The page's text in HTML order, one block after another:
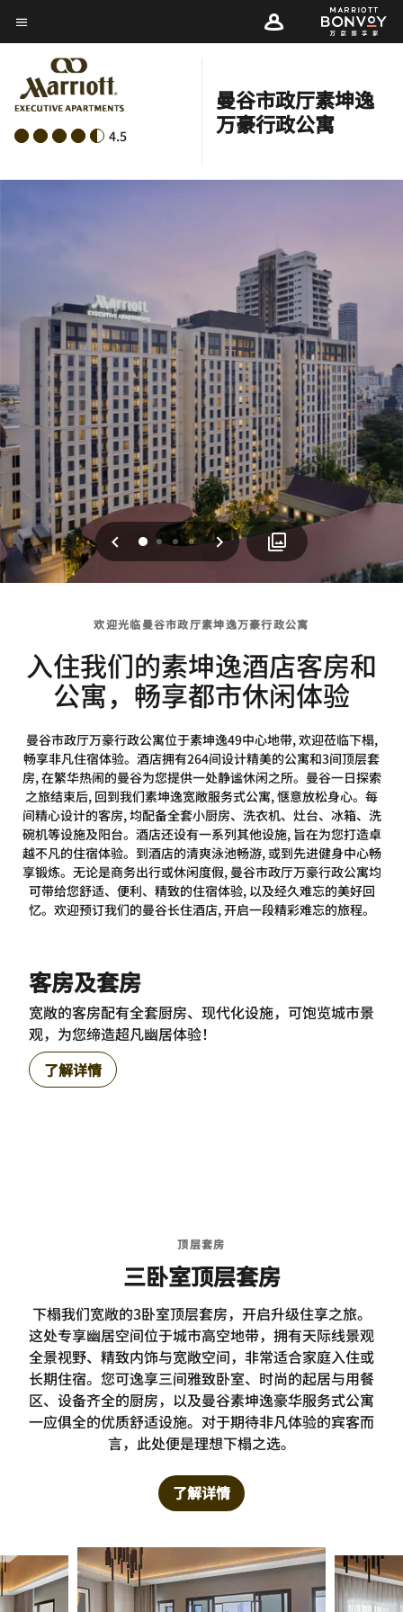
Skip
to
content
菜单文本
4.5
曼谷市政厅素坤逸
万豪行政公寓
上一页
0 123 下一页
欢迎光临曼谷市政厅素坤逸万豪行政公寓
入住我们的素坤逸酒店客房和
公寓，畅享都市休闲体验
曼谷市政厅万豪行政公寓位于素坤逸49中心地带, 欢迎莅临下榻,
畅享非凡住宿体验。酒店拥有264间设计精美的公寓和3间顶层套
房, 在繁华热闹的曼谷为您提供一处静谧休闲之所。曼谷一日探索
之旅结束后, 回到我们素坤逸宽敞服务式公寓, 惬意放松身心。每
间精心设计的客房, 均配备全套小厨房、洗衣机、灶台、冰箱、洗
碗机等设施及阳台。酒店还设有一系列其他设施, 旨在为您打造卓
越不凡的住宿体验。到酒店的清爽泳池畅游, 或到先进健身中心畅
享锻炼。无论是商务出行或休闲度假, 曼谷市政厅万豪行政公寓均
可带给您舒适、便利、精致的住宿体验, 以及经久难忘的美好回
忆。欢迎预订我们的曼谷长住酒店, 开启一段精彩难忘的旅程。
客房及套房
宽敞的客房配有全套厨房、现代化设施，可饱览城市景
观，为您缔造超凡幽居体验！
了解详情
顶层套房
三卧室顶层套房
下榻我们宽敞的3卧室顶层套房，开启升级住享之旅。
这处专享幽居空间位于城市高空地带，拥有天际线景观
全景视野、精致内饰与宽敞空间，非常适合家庭入住或
长期住宿。您可逸享三间雅致卧室、时尚的起居与用餐
区、设备齐全的厨房，以及曼谷素坤逸豪华服务式公寓
一应俱全的优质舒适设施。对于期待非凡体验的宾客而
言，此处便是理想下榻之选。
了解详情